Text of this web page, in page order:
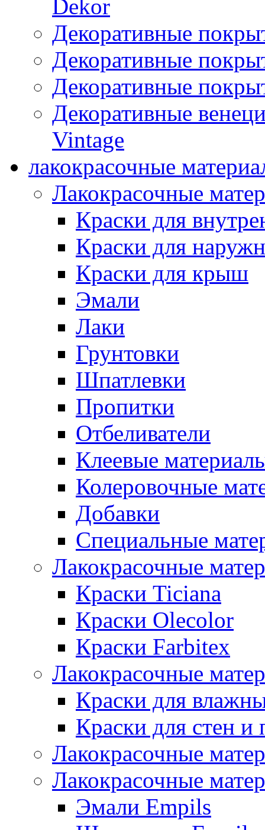
Dekor
Декоративные
Декоративные
Декоративные
Декоративные
Vintage
лакокрасочные
Лакокрасочные
Краски для
Краски для
Краски для крыш
Эмали
Лаки
Грунтовки
Шпатлевки
Пропитки
Отбеливатели
Клеевые
Колеровочные
Добавки
Специальные
Лакокрасочные
Краски Ticiana
Краски Olecolor
Краски Farbitex
Лакокрасочные
Краски для
Краски для стен и
Лакокрасочные
Лакокрасочные
Эмали Empils